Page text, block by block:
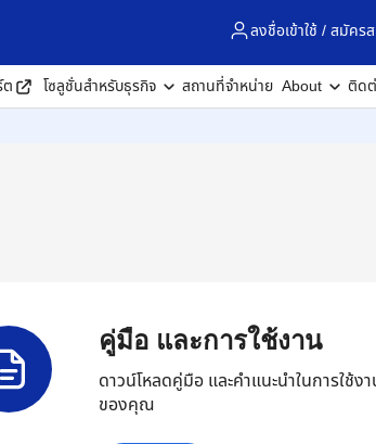
ลงชื่อเข้าใช้ / สมัคร
โซลูชั่นสำหรับธุรกิจ สถานที่จำหน่าย About ติดต่
คู่มือ และการใช้งาน
ดาวน์โหลดคู่มือ และคำแนะนำในการใช้
ของคุณ